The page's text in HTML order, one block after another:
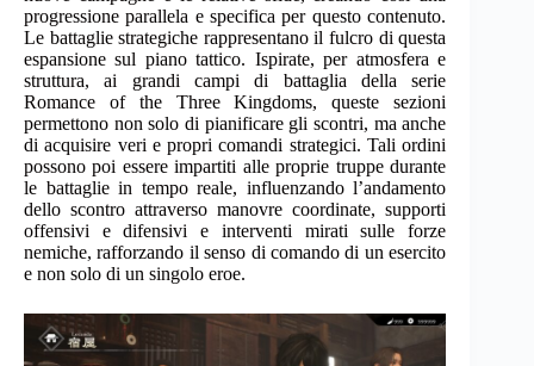
progressione parallela e specifica per questo contenuto.
Le battaglie strategiche rappresentano il fulcro di questa
espansione sul piano tattico. Ispirate, per atmosfera e
struttura, ai grandi campi di battaglia della serie
Romance of the Three Kingdoms, queste sezioni
permettono non solo di pianificare gli scontri, ma anche
di acquisire veri e propri comandi strategici. Tali ordini
possono poi essere impartiti alle proprie truppe durante
le battaglie in tempo reale, influenzando l’andamento
dello scontro attraverso manovre coordinate, supporti
offensivi e difensivi e interventi mirati sulle forze
nemiche, rafforzando il senso di comando di un esercito
e non solo di un singolo eroe.